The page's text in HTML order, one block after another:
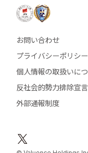
お問い合わせ
プライバシーポリシー
個人情報の取扱いに
反社会的勢力排除宣言
外部通報制度